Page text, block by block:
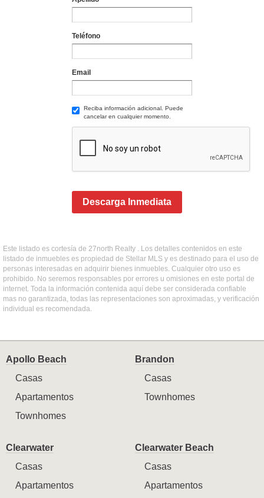
Teléfono
Email
Reciba información adicional. Puede
cancelar en cualquier momento.
Descarga Inmediata
Este listado es cortesía de 27north Realty . Los detalles contenidos en este
listado de inmuebles es propiedad de Stellar MLS y es destinado para el uso de
personas interesadas en adquirir bienes inmuebles. Cualquier otro uso es
prohibido. No seremos responsables por errores u omisiones en este portal de
internet. Toda la información contenida aquí debe ser considerada confiable
mas no garantizada, todas las representaciones son aproximadas, y verificación
individual es recomendada.
Apollo Beach
Casas
Apartamentos
Townhomes
Brandon
Casas
Townhomes
Clearwater
Casas
Apartamentos
Clearwater Beach
Casas
Apartamentos